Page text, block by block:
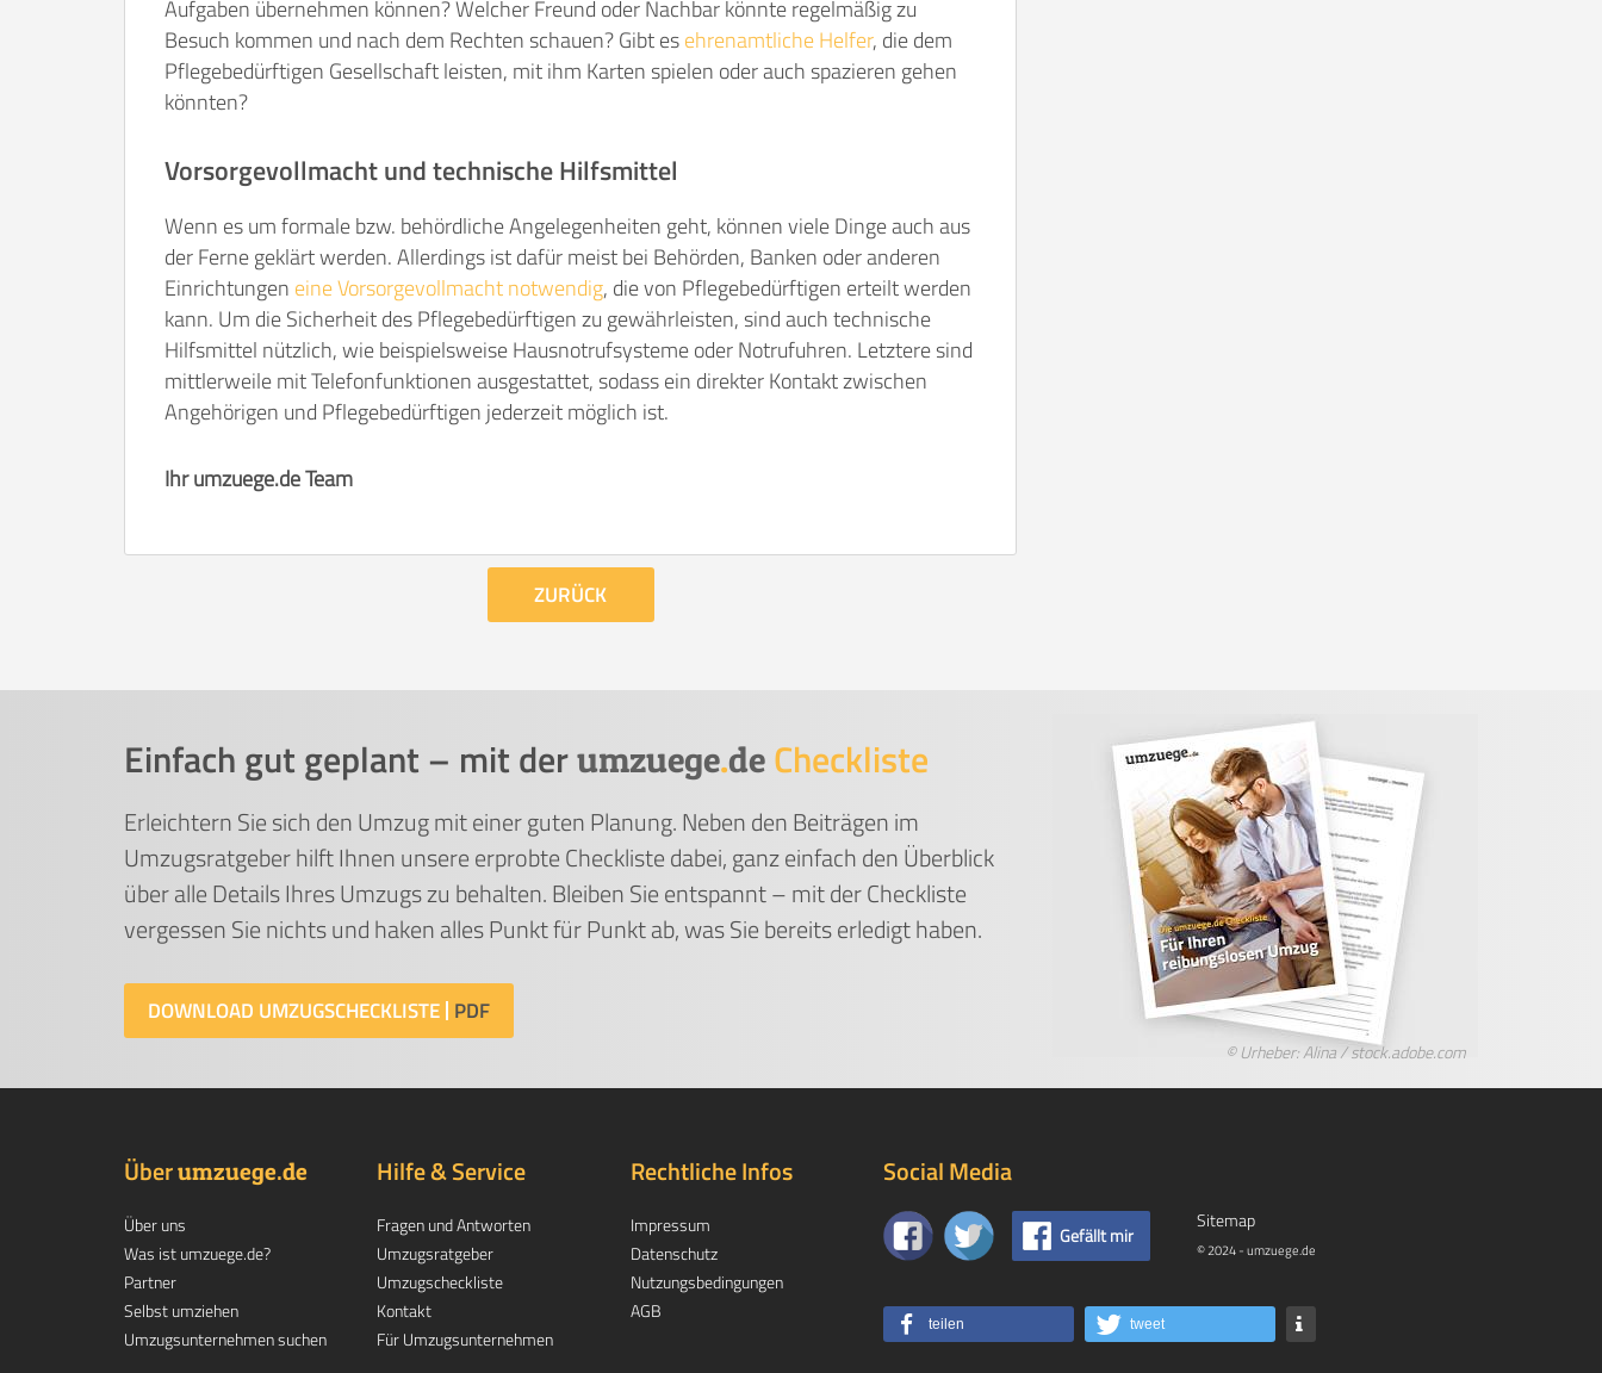
Aufgaben übernehmen können? Welcher Freund oder Nachbar könnte regelmäßig zu
Besuch kommen und nach dem Rechten schauen? Gibt esehrenamtliche Helfer, die dem
Pflegebedürftigen Gesellschaft leisten, mit ihm Karten spielen oder auch spazieren gehen
könnten?
Vorsorgevollmacht und technische Hilfsmittel
Wenn es um formale bzw. behördliche Angelegenheiten geht, können viele Dinge auch aus
der Ferne geklärt werden. Allerdings ist dafür meist bei Behörden, Banken oder anderen
Einrichtungen eine Vorsorgevollmacht notwendig, die von Pflegebedürftigen erteilt werden
kann. Um die Sicherheit des Pflegebedürftigen zu gewährleisten, sind auch technische
Hilfsmittel nützlich, wie beispielsweise Hausnotrufsysteme oder Notrufuhren. Letztere sind
mittlerweile mit Telefonfunktionen ausgestattet, sodass ein direkter Kontakt zwischen
Angehörigen und Pflegebedürftigen jederzeit möglich ist.
Ihr umzuege.de Team
ZURÜCK
Einfach gut geplant – mit derumzuege.de Checkliste
Erleichtern Sie sich den Umzug mit einer guten Planung. Neben den Beiträgen im
Umzugsratgeber hilft Ihnen unsere erprobte Checkliste dabei, ganz einfach den Überblick
über alle Details Ihres Umzugs zu behalten. Bleiben Sie entspannt – mit der Checkliste
vergessen Sie nichts und haken alles Punkt für Punkt ab, was Sie bereits erledigt haben.
DOWNLOAD UMZUGSCHECKLISTE
© Urheber: Alina / stock.adobe.com
Überumzuege.de
Über uns
Was ist umzuege.de?
Partner
Selbst umziehen
Umzugsunternehmen suchen
Hilfe & Service
Fragen und Antworten
Umzugsratgeber
Umzugscheckliste
Kontakt
Für Umzugsunternehmen
Rechtliche Infos
Impressum
Datenschutz
Nutzungsbedingungen
AGB
Social Media
Gefällt mir
Sitemap
© 2024 - umzuege.de
teilen tweet